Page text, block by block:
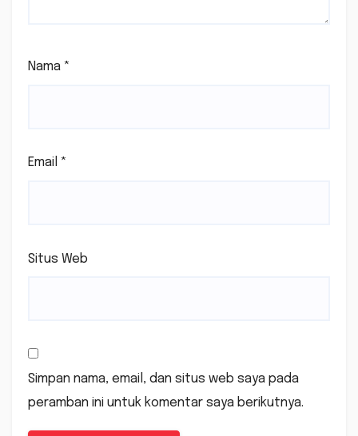
Nama *
Email *
Situs Web
Simpan nama, email, dan situs web saya pada
peramban ini untuk komentar saya berikutnya.